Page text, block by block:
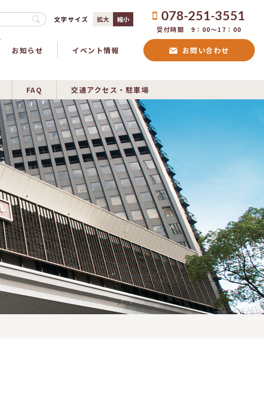
文字サイズ 拡大 縮小
FAQ 交通アクセス・駐車場
お知らせ イベント情報
078-251-3551
受付時間 9：00〜17：00
お問い合わせ